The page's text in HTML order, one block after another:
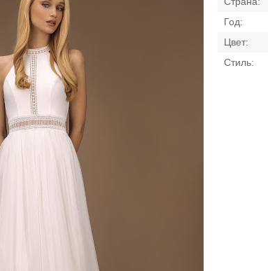
образ
платья
платья